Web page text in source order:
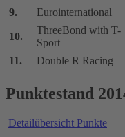
9.
Eurointernational
10.
ThreeBond with T-
Sport
11. Double R Racing
Punktestand
Detailübersicht Punkte